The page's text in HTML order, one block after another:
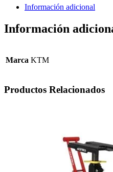
Información adicional
Información
Marca KTM
Productos Relacionados